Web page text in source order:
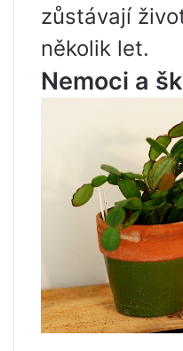
zůstávají
několik let.
Nemoci a